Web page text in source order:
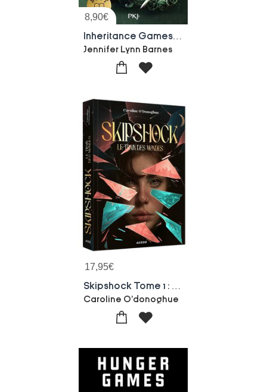
8,90€
Jennifer Lynn Barnes
17,95€
Caroline O'donoghue